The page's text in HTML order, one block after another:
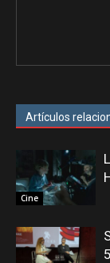
Artículos
Cine